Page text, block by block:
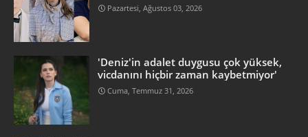
Pazartesi, Ağustos 03, 2026
'Deniz'in adalet duygusu çok yüksek,
vicdanını hiçbir zaman kaybetmiyor'
Cuma, Temmuz 31, 2026